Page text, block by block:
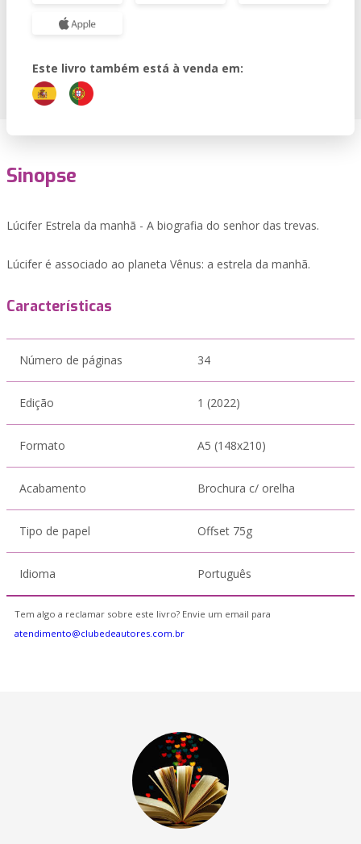
Este livro também está à venda em:
Sinopse
Lúcifer Estrela da manhã - A biografia do senhor das trevas.
Lúcifer é associado ao planeta Vênus: a estrela da manhã.
Características
Número de páginas 34
Edição 1 (2022)
Formato A5 (148x210)
Acabamento Brochura c/ orelha
Tipo de papel Offset 75g
Idioma Português
Tem algo a reclamar sobre este livro? Envie um email para
atendimento@clubedeautores.com.br